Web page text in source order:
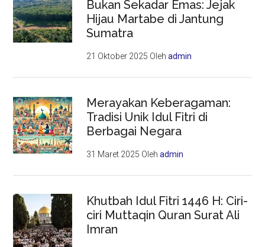
Bukan Sekadar Emas: Jejak
Hijau Martabe di Jantung
Sumatra
21 Oktober 2025 Olehadmin
Merayakan Keberagaman:
Tradisi Unik Idul Fitri di
Berbagai Negara
31 Maret 2025 Olehadmin
Khutbah Idul Fitri 1446 H: Ciri-
ciri Muttaqin Quran Surat Ali
Imran